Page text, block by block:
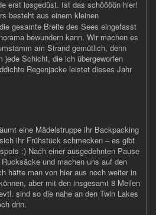
erst losgedüst. Ist das schöööön hier!
besteht aus einem kleinen
gesamte Breite des Sees eingefasst
bewundern kann. Wir machen es
am Strand gemütlich, denn
jede Schicht, die ich übergeworfen
Regenjacke leistet dieses Jahr
eine Mädelstruppe ihr Backpacking
ihr Frühstück schmecken – es gibt
:) Nach einer ausgedehnten Pause
und machen uns auf den
hätte man von hier aus noch weiter in
aber mit den insgesamt 8 Meilen
sind so die nahe an den Twin Lakes
drin.